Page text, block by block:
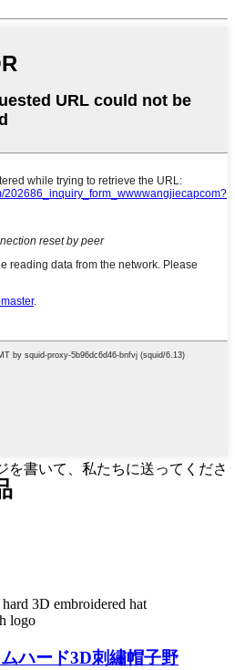
を書いて、私たちに送ってくださ
ハード3D刺繡帽子野